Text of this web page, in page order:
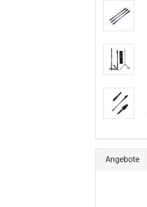
Angebote